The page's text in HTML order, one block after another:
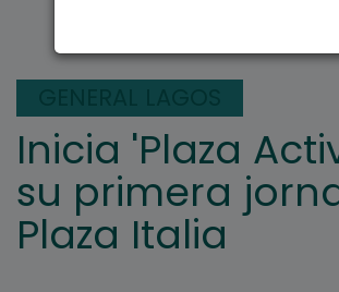
Inicia 'Plaza
su primera
Plaza Italia